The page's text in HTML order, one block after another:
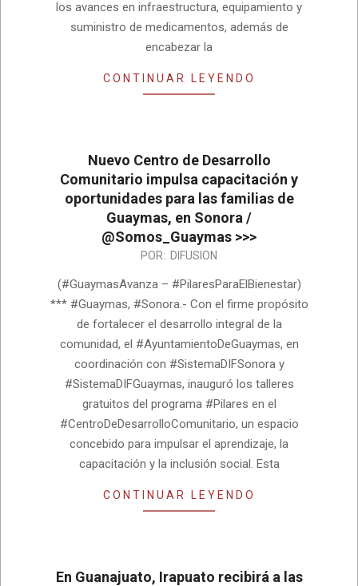
los avances en infraestructura, equipamiento y
suministro de medicamentos, además de
encabezar la
CONTINUAR LEYENDO
Nuevo Centro de Desarrollo
Comunitario impulsa capacitación y
oportunidades para las familias de
Guaymas, en Sonora /
@Somos_Guaymas >>>
15
POR: DIFUSION
(#GuaymasAvanza – #PilaresParaElBienestar)
*** #Guaymas, #Sonora.- Con el firme propósito
de fortalecer el desarrollo integral de la
comunidad, el #AyuntamientoDeGuaymas, en
coordinación con #SistemaDIFSonora y
#SistemaDIFGuaymas, inauguró los talleres
gratuitos del programa #Pilares en el
#CentroDeDesarrolloComunitario, un espacio
concebido para impulsar el aprendizaje, la
capacitación y la inclusión social. Esta
CONTINUAR LEYENDO
En Guanajuato, Irapuato recibirá a las